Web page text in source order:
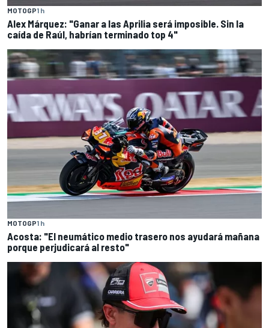
MOTOGP1 h
Alex Márquez: "Ganar a las Aprilia será imposible. Sin la
caída de Raúl, habrían terminado top 4"
MOTOGP1 h
Acosta: "El neumático medio trasero nos ayudará mañana
porque perjudicará al resto"